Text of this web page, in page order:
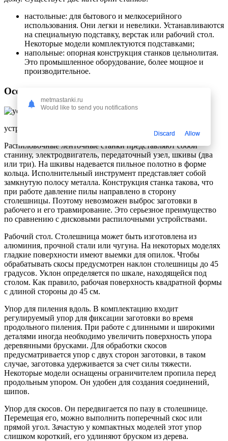
настольные: для бытового и мелкосерийного
использования. Они легки и невелики. Устанавливаются
на специальную подставку, верстак или рабочий стол.
Некоторые модели комплектуются подставками;
напольные: опорная конструкция станков цельнолитая.
Это промышленное оборудование, более мощное и
производительное.
Особенности конструкции
устройство ленточного распиловочного станка Тайга
Распиловочные ленточные станки представляют собой
станину, электродвигатель, передаточный узел, шкивы (два
или три). На шкивы надевается пильное полотно в форме
кольца. Исполнительный инструмент представляет собой
замкнутую полосу металла. Конструкция станка такова, что
при работе давление пилы направлено в сторону
столешницы. Поэтому невозможен выброс заготовки в
рабочего и его травмирование. Это серьезное преимущество
по сравнению с дисковыми распилочными устройствами.
Рабочий стол. Столешница может быть изготовлена из
алюминия, прочной стали или чугуна. На некоторых моделях
гладкие поверхности имеют выемки для опилок. Чтобы
обрабатывать скосы предусмотрен наклон столешницы до 45
градусов. Уклон определяется по шкале, находящейся под
столом. Как правило, рабочая поверхность квадратной формы
с длиной стороны до 45 см.
Упор для пиления вдоль. В комплектацию входит
регулируемый упор для фиксации заготовки во время
продольного пиления. При работе с длинными и широкими
деталями иногда необходимо увеличить поверхность упора
деревянными брусками. Для обработки скосов
предусматривается упор с двух сторон заготовки, в таком
случае, заготовка удерживается за счет силы тяжести.
Некоторые модели оснащены ограничителем пропила перед
продольным упором. Он удобен для создания соединений,
шипов.
Упор для скосов. Он передвигается по пазу в столешнице.
Перемещая его, можно выполнить поперечный скос или
прямой угол. Зачастую у компактных моделей этот упор
слишком короткий, его удлиняют бруском из дерева.
metmastanki.ru
Would like to send you notifications
Discard Allow